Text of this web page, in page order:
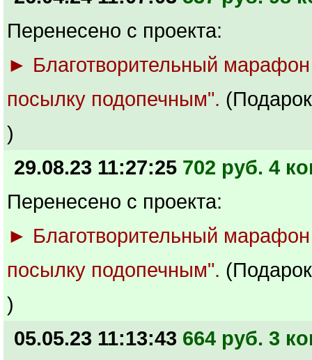
Перенесено с проекта:
► Благотворительный
посылку подопечным".
)
29.08.23 11:27:25 702 руб. 4
Перенесено с проекта:
► Благотворительный
посылку подопечным".
)
05.05.23 11:13:43 664 руб. 3